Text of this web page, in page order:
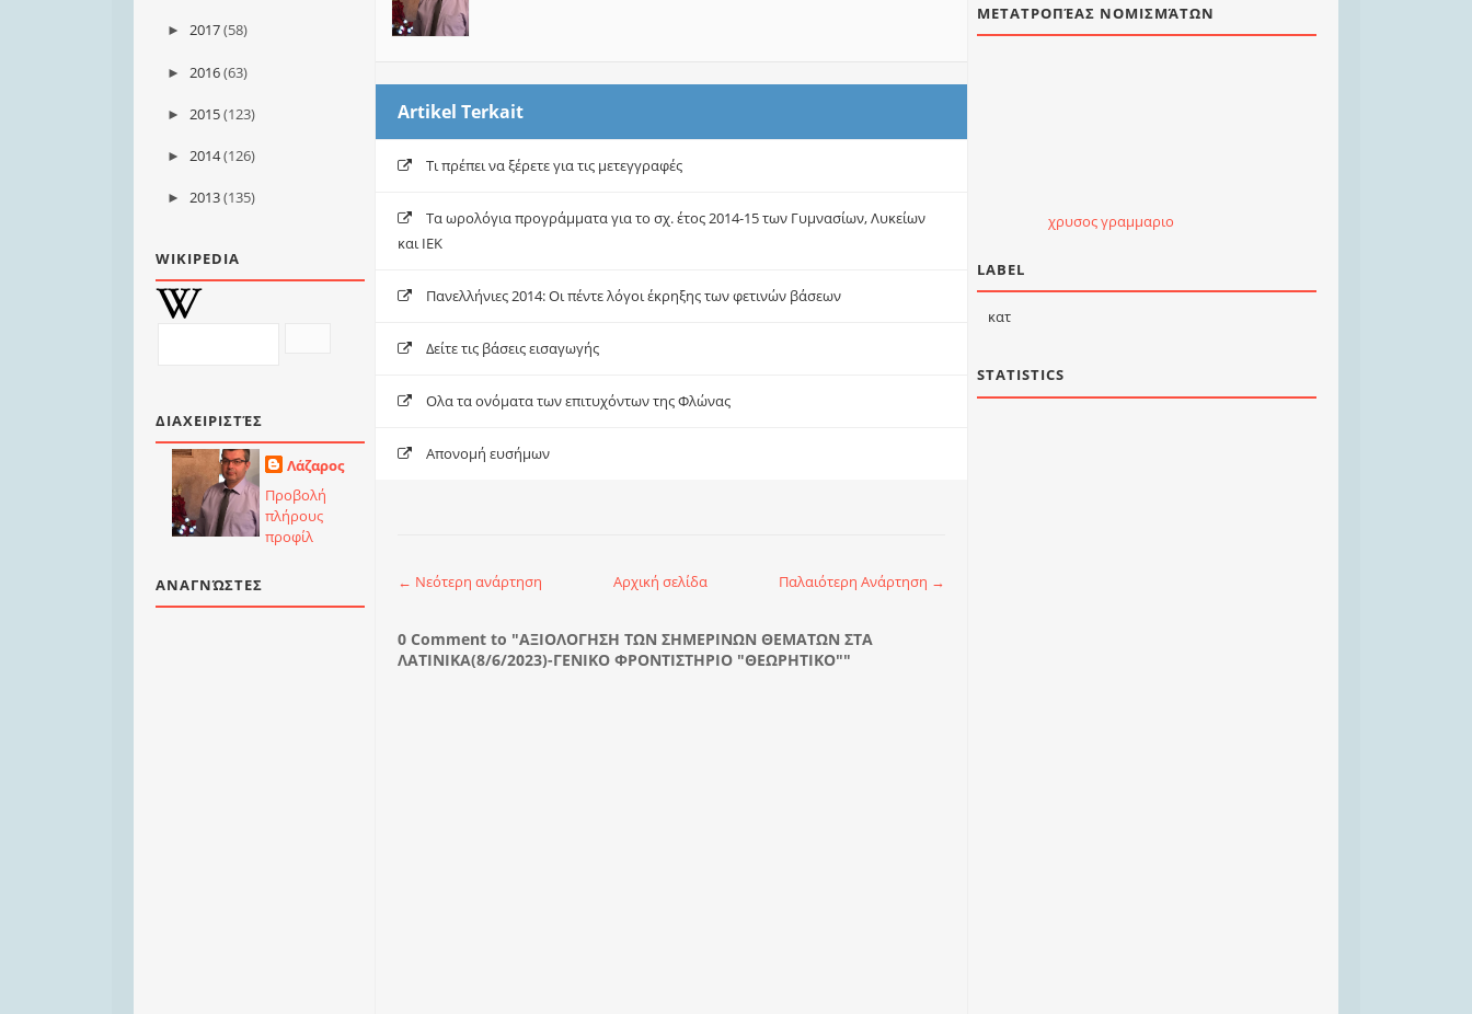
► 2017(58)
► 2016(63)
► 2015(123)
► 2014(126)
► 2013(135)
WIKIPEDIA
ΔΙΑΧΕΙΡΙΣΤΈΣ
Λάζαρος
Προβολή
πλήρους
προφίλ
ΑΝΑΓΝΏΣΤΕΣ
Artikel Terkait
Τι πρέπει να ξέρετε για τις μετεγγραφές
Τα ωρολόγια προγράμματα για το σχ. έτος 2014-15 των Γυμνασίων, Λυκείων
και ΙΕΚ
Πανελλήνιες 2014: Οι πέντε λόγοι έκρηξης των φετινών βάσεων
Δείτε τις βάσεις εισαγωγής
Ολα τα ονόματα των επιτυχόντων της Φλώνας
Απονομή ευσήμων
← Νεότερη ανάρτηση Παλαιότερη Ανάρτηση →
Αρχική σελίδα
0 Comment to "ΑΞΙΟΛΟΓΗΣΗ ΤΩΝ ΣΗΜΕΡΙΝΩΝ ΘΕΜΑΤΩΝ ΣΤΑ
ΛΑΤΙΝΙΚΑ(8/6/2023)-ΓΕΝΙΚΟ ΦΡΟΝΤΙΣΤΗΡΙΟ "ΘΕΩΡΗΤΙΚΟ""
ΜΕΤΑΤΡΟΠΈΑΣ ΝΟΜΙΣΜΆΤΩΝ
χρυσος γραμμαριο
LABEL
κατ
STATISTICS